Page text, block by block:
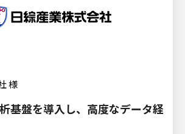
様
基盤を導入し、高度なデータ経